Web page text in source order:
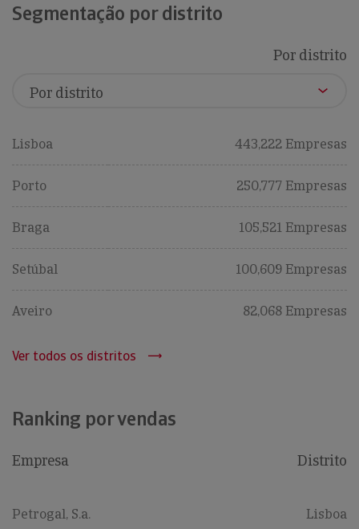
Segmentação por distrito
Por distrito
Lisboa 443,222 Empresas
Porto 250,777 Empresas
Braga 105,521 Empresas
Setúbal 100,609 Empresas
Aveiro 82,068 Empresas
Ver todos os distritos
Ranking por vendas
Empresa Distrito
Petrogal, S.a. Lisboa